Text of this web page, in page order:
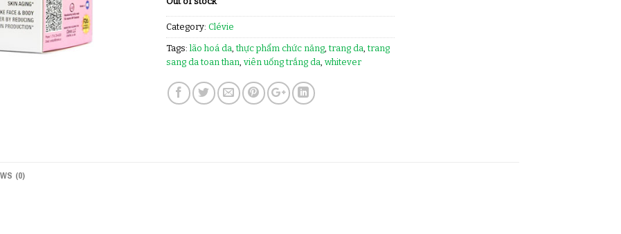
Category: Clévie
Tags: lão hoá da ,thực phẩm chức năng ,trang da ,trang
sang da toan than viên uống trắng da whitever
(0)